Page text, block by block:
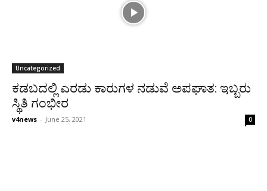
Uncategorized
ಕಡಬದಲ್ಲಿ ಎರಡು ಕಾರುಗಳ ನಡುವೆ ಅಪಘಾತ: ಇಬ್ಬರು
ಸ್ಥಿತಿ ಗಂಭೀರ
v4news - June 25, 2021 0